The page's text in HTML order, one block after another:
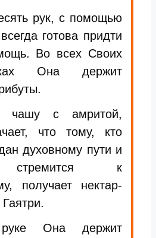
рук, с помощью
готова придти
Во всех Своих
Она держит
чашу с амритой,
что тому, кто
духовному пути и
стремится к
получает нектар-
Она держит